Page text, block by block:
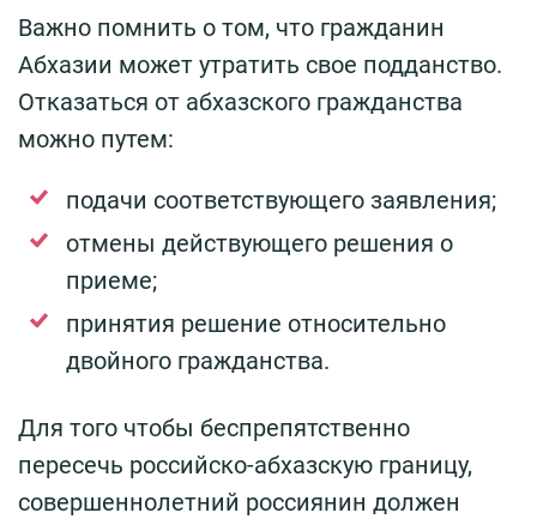
Важно помнить о том, что гражданин
Абхазии может утратить свое подданство.
Отказаться от абхазского гражданства
можно путем:
подачи соответствующего заявления;
отмены действующего решения о
приеме;
принятия решение относительно
двойного гражданства.
Для того чтобы беспрепятственно
пересечь российско-абхазскую границу,
совершеннолетний россиянин должен